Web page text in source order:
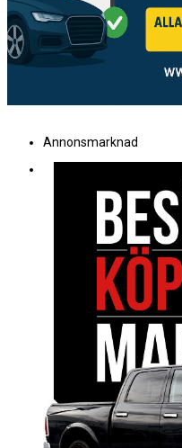
Annonsmarknad